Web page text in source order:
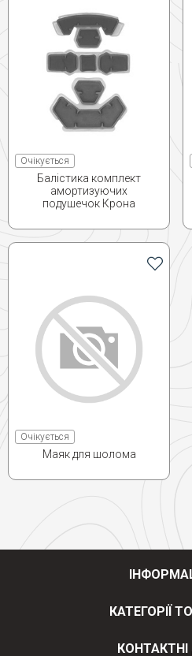
Очікується
Балістика комплект
амортизуючих
подушечок Крона
Очікується
Маяк для шолома
КАТЕГОРІЇ
КОНТАКТНІ